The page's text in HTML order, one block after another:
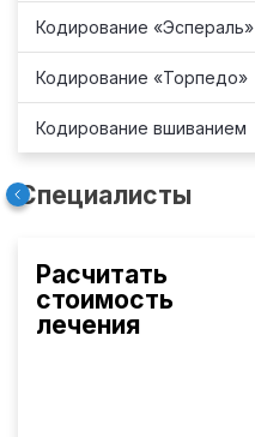
Кодирование «Эспераль»
Кодирование «Торпедо»
Кодирование вшиванием
Специалисты
Расчитать
стоимость
лечения